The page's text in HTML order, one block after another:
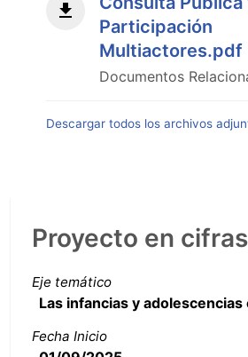
Participación
Multiactores.pdf
Documentos
Descargar todos los archivos
Proyecto en cifras
Eje temático
Las infancias y adolescencias
Fecha Inicio